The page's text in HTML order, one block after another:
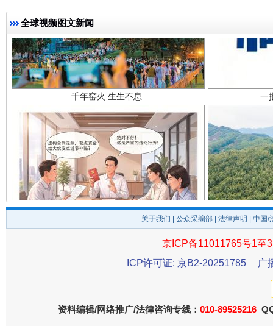
全球视频图文新闻
千年窑火 生生不息
揭开“小金库”的免责幌子
关于我们 公众采编部 法律声明 | 中国
京ICP备11011765号1至
ICP许可证: 京B2-20251785
广
资料编辑/网络推广/法律咨询专线： 010-89525216